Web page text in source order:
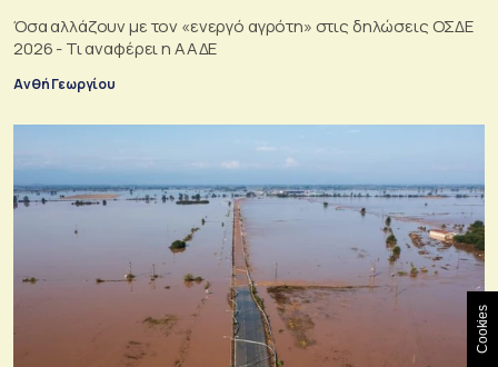
Όσα αλλάζουν με τον «ενεργό αγρότη» στις δηλώσεις ΟΣΔΕ
2026 - Τι αναφέρει η ΑΑΔΕ
Ανθή Γεωργίου
Cookies